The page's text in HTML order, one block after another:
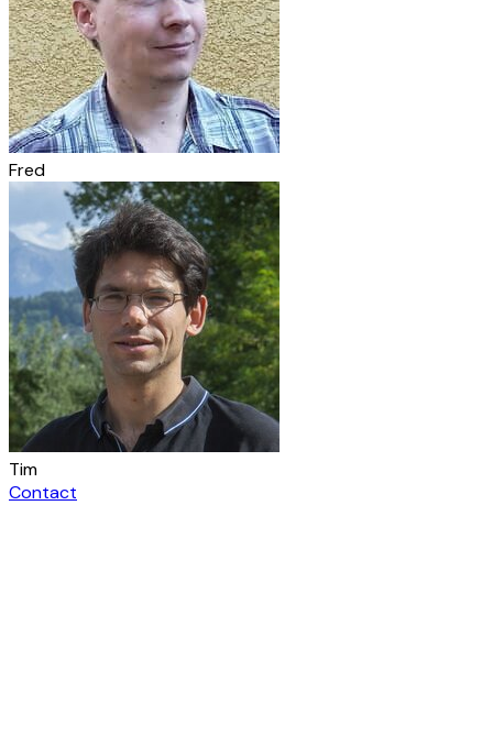
Fred
Tim
Contact